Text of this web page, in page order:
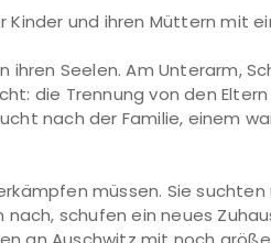
Kinder und ihren Müttern mit
Seelen. Am Unterarm,
die Trennung von den
nach der Familie, einem
müssen. Sie
schufen ein neues